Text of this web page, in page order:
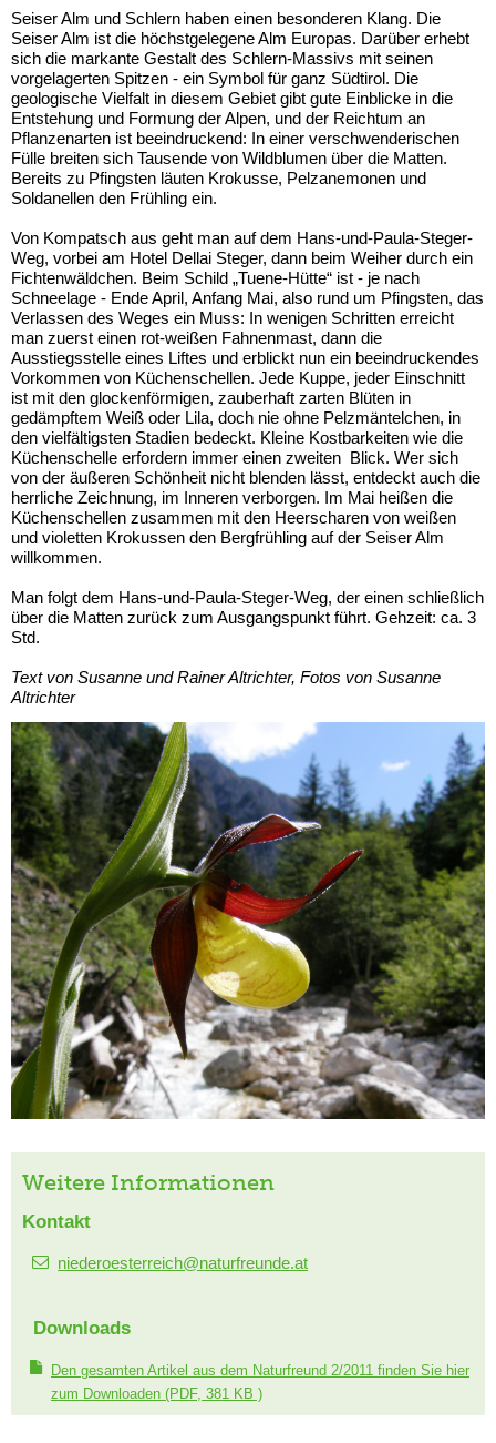
Seiser Alm und Schlern haben einen besonderen Klang. Die
Seiser Alm ist die höchstgelegene Alm Europas. Darüber erhebt
sich die markante Gestalt des Schlern-Massivs mit seinen
vorgelagerten Spitzen - ein Symbol für ganz Südtirol. Die
geologische Vielfalt in diesem Gebiet gibt gute Einblicke in die
Entstehung und Formung der Alpen, und der Reichtum an
Pflanzenarten ist beeindruckend: In einer verschwenderischen
Fülle breiten sich Tausende von Wildblumen über die Matten.
Bereits zu Pfingsten läuten Krokusse, Pelzanemonen und
Soldanellen den Frühling ein.
Von Kompatsch aus geht man auf dem Hans-und-Paula-Steger-
Weg, vorbei am Hotel Dellai Steger, dann beim Weiher durch ein
Fichtenwäldchen. Beim Schild „Tuene-Hütte“ ist - je nach
Schneelage - Ende April, Anfang Mai, also rund um Pfingsten, das
Verlassen des Weges ein Muss: In wenigen Schritten erreicht
man zuerst einen rot-weißen Fahnenmast, dann die
Ausstiegsstelle eines Liftes und erblickt nun ein beeindruckendes
Vorkommen von Küchenschellen. Jede Kuppe, jeder Einschnitt
ist mit den glockenförmigen, zauberhaft zarten Blüten in
gedämpftem Weiß oder Lila, doch nie ohne Pelzmäntelchen, in
den vielfältigsten Stadien bedeckt. Kleine Kostbarkeiten wie die
Küchenschelle erfordern immer einen zweiten Blick. Wer sich
von der äußeren Schönheit nicht blenden lässt, entdeckt auch die
herrliche Zeichnung, im Inneren verborgen. Im Mai heißen die
Küchenschellen zusammen mit den Heerscharen von weißen
und violetten Krokussen den Bergfrühling auf der Seiser Alm
willkommen.
Man folgt dem Hans-und-Paula-Steger-Weg, der einen schließlich
über die Matten zurück zum Ausgangspunkt führt. Gehzeit: ca. 3
Std.
Text von Susanne und Rainer Altrichter, Fotos von Susanne
Altrichter
Weitere Informationen
Kontakt
niederoesterreich@naturfreunde.at
Downloads
Den gesamten Artikel aus dem Naturfreund 2/2011 finden Sie hier
zum Downloaden (PDF, 381 KB )